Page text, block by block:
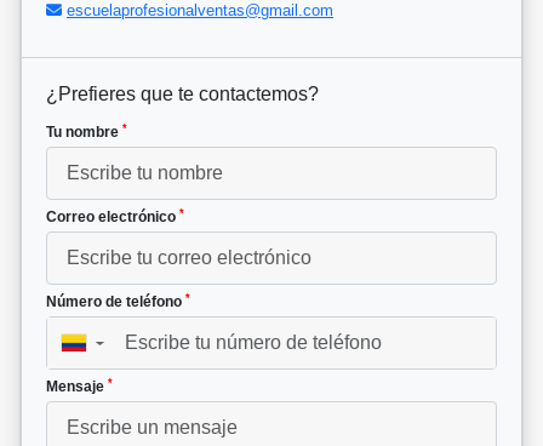
escuelaprofesionalventas@gmail.com
¿Prefieres que te contactemos?
Tu nombre *
Correo electrónico *
Número de teléfono *
▼
Mensaje *